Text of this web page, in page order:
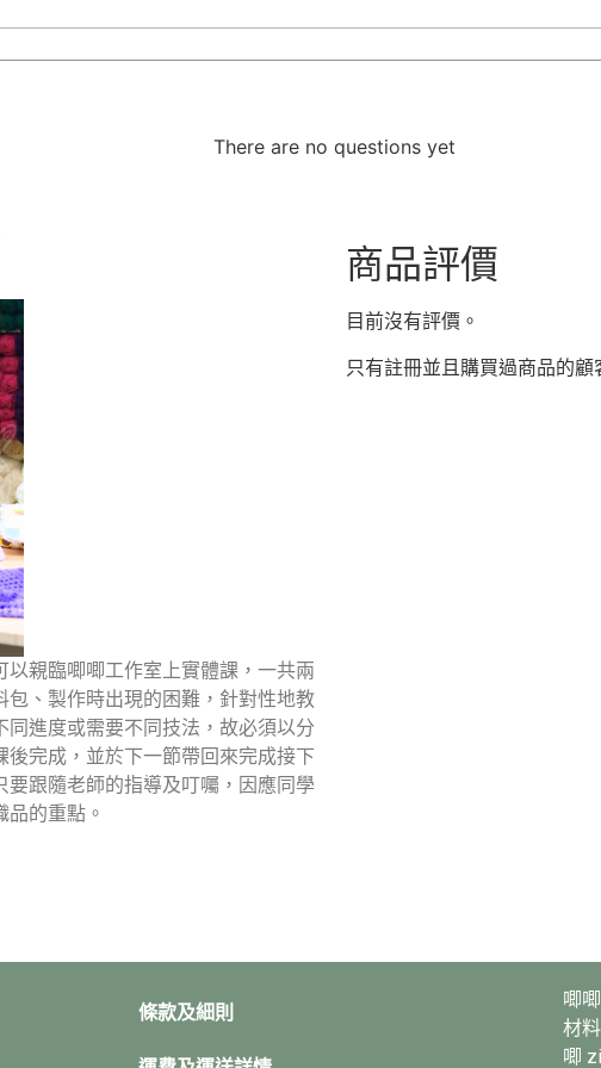
There are no questions yet
親臨唧唧工作室上實體課，一共兩
、製作時出現的困難，針對性地教
進度或需要不同技法，故必須以分
完成，並於下一節帶回來完成接下
跟隨老師的指導及叮囑，因應同學
的重點。
商品評價
目前沒有評價。
只有註冊並且購買過商品的顧
條款及細則
唧
材
唧